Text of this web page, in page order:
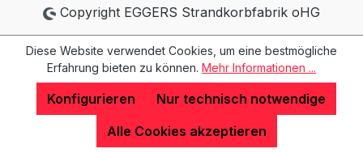
Copyright EGGERS Strandkorbfabrik oHG
Diese Website verwendet Cookies, um eine bestmögliche
Erfahrung bieten zu können. Mehr Informationen ...
Nur technisch notwendige
Konfigurieren
Alle Cookies akzeptieren